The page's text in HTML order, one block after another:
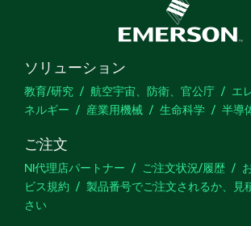
ソリューション
教育/研究 航空宇宙、防衛、官公庁 エ
ネルギー
産業用機械 生命科学 半導
ご注文
NI代理店パートナー ご注文状況/履歴
ビス規約
製品番号でご注文されるか、見
さい